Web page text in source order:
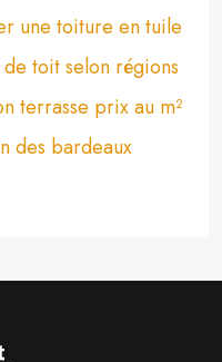
une toiture en tuile
toit selon régions
terrasse prix au m²
des bardeaux